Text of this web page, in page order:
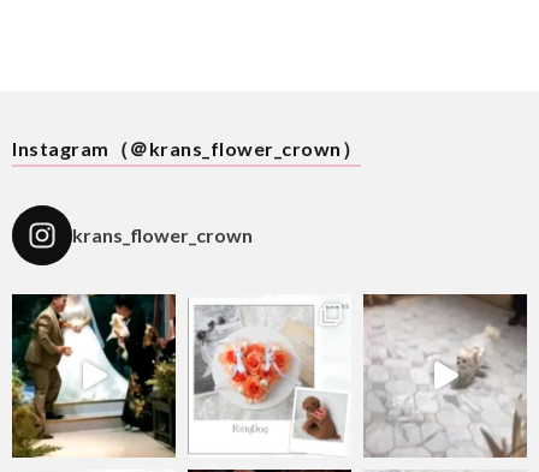
Instagram（＠krans_flower_crown）
krans_flower_crown